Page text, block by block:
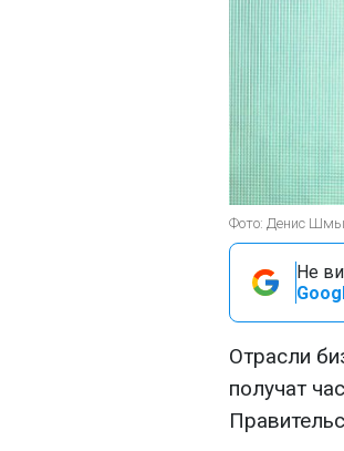
Фото: Денис
Не
Отрасли
получат